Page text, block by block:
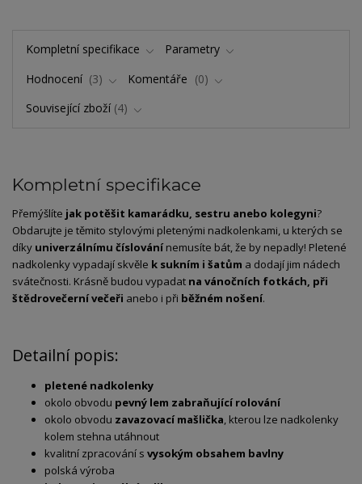
Kompletní specifikace
Parametry
Hodnocení
3 Komentáře
0
Související zboží 4
Kompletní specifikace
Přemýšlíte jak potěšit kamarádku, sestru anebo kolegyni?
Obdarujte je těmito stylovými pletenými nadkolenkami, u kterých se
díky univerzálnímu číslovánínemusíte bát, že by nepadly! Pletené
nadkolenky vypadají skvěle k sukním i šatům a dodají jim nádech
svátečnosti. Krásně budou vypadat na vánočních fotkách, při
štědrovečerní večeři anebo i při běžném nošení.
Detailní popis:
pletené nadkolenky
okolo obvodu pevný lem zabraňující rolování
okolo obvodu zavazovací mašlička, kterou lze nadkolenky
kolem stehna utáhnout
kvalitní zpracování s vysokým obsahem bavlny
polská výroba